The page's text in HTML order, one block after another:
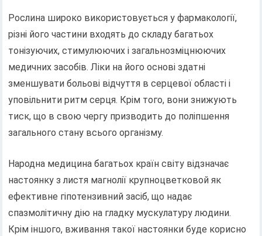
Рослина широко використовується у фармакології,
різні його частини входять до складу багатьох
тонізуючих, стимулюючих і загальнозміцнюючих
медичних засобів. Ліки на його основі здатні
зменшувати больові відчуття в серцевої області і
уповільнити ритм серця. Крім того, вони знижують
тиск, що в свою чергу призводить до поліпшення
загального стану всього організму.
Народна медицина багатьох країн світу відзначає
настоянку з листя магнолії крупноцветковой як
ефективне гіпотензивний засіб, що надає
спазмолітичну дію на гладку мускулатуру людини.
Крім іншого, вживання такої настоянки буде корисно